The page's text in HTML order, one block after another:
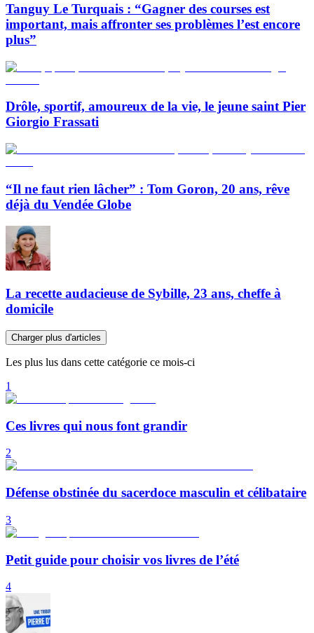
Tanguy Le Turquais : “Gagner des courses est
important, mais affronter ses problèmes l’est encore
plus”
Drôle, sportif, amoureux de la vie, le jeune saint Pier
Giorgio Frassati
“Il ne faut rien lâcher” : Tom Goron, 20 ans, rêve
déjà du Vendée Globe
La recette audacieuse de Sybille, 23 ans, cheffe à
domicile
Charger plus d'articles
Les plus lus dans cette catégorie ce mois-ci
1
Ces livres qui nous font grandir
2
Défense obstinée du sacerdoce masculin et célibataire
3
Petit guide pour choisir vos livres de l’été
4